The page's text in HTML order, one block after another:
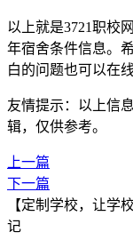
以上就是3721职校
年宿舍条件信息。
白的问题也可以在
友情提示：以上信
辑，仅供参考。
上一篇
下一篇
【定制学校，让学
记